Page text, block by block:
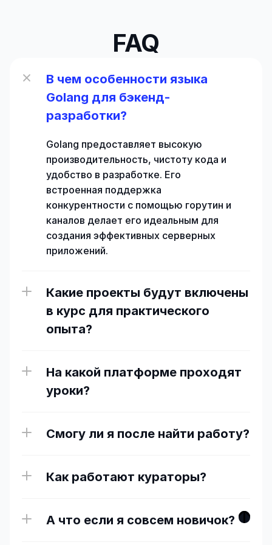
FAQ
В чем особенности языка
Golang для бэкенд-
разработки?
Golang предоставляет высокую
производительность, чистоту кода и
удобство в разработке. Его
встроенная поддержка
конкурентности с помощью горутин и
каналов делает его идеальным для
создания эффективных серверных
приложений.
Какие проекты будут включены
в курс для практического
опыта?
На какой платформе проходят
уроки?
Смогу ли я после найти работу?
Как работают кураторы?
А что если я совсем новичок?